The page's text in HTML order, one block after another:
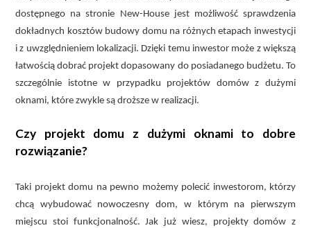
dostępnego na stronie New-House jest możliwość sprawdzenia
dokładnych kosztów budowy domu na różnych etapach inwestycji
i z uwzględnieniem lokalizacji. Dzięki temu inwestor może z większą
łatwością dobrać projekt dopasowany do posiadanego budżetu. To
szczególnie istotne w przypadku projektów domów z dużymi
oknami, które zwykle są droższe w realizacji.
Czy projekt domu z dużymi oknami to dobre
rozwiązanie?
Taki projekt domu na pewno możemy polecić inwestorom, którzy
chcą wybudować nowoczesny dom, w którym na pierwszym
miejscu stoi funkcjonalność. Jak już wiesz, projekty domów z